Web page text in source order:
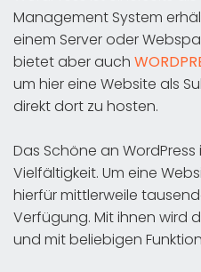
Management System
einem Server oder
bietet aber auch
um hier eine Website als
direkt dort zu hosten.
Das Schöne an
Vielfältigkeit. Um eine
hierfür mittlerweile
Verfügung. Mit ihnen wird
und mit beliebigen